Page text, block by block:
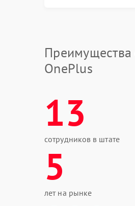
Преимущества
OnePlus
13
сотрудников в штате
5
лет на рынке